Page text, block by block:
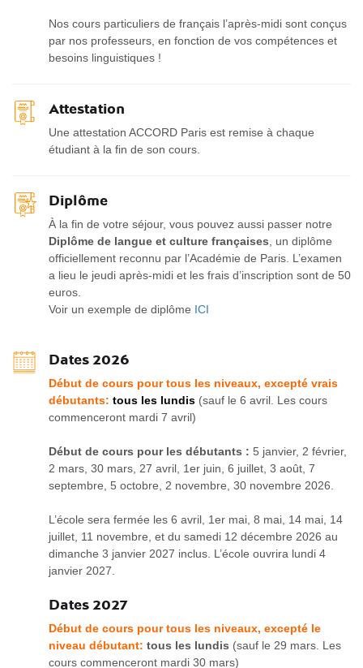
Nos cours particuliers de français l’après-midi sont conçus
par nos professeurs, en fonction de vos compétences et
besoins linguistiques !
Attestation
Une attestation ACCORD Paris est remise à chaque
étudiant à la fin de son cours.
Diplôme
À la fin de votre séjour, vous pouvez aussi passer notre
Diplôme de langue et culture françaises, un diplôme
officiellement reconnu par l’Académie de Paris. L’examen
a lieu le jeudi après-midi et les frais d’inscription sont de 50
euros.
Voir un exemple de diplôme ICI
Dates 2026
Début de cours pour tous les niveaux, excepté vrais
débutants: tous les lundis (sauf le 6 avril. Les cours
commenceront mardi 7 avril)
Début de cours pour les débutants : 5 janvier, 2 février,
2 mars, 30 mars, 27 avril, 1er juin, 6 juillet, 3 août, 7
septembre, 5 octobre, 2 novembre, 30 novembre 2026.
L’école sera fermée les 6 avril, 1er mai, 8 mai, 14 mai, 14
juillet, 11 novembre, et du samedi 12 décembre 2026 au
dimanche 3 janvier 2027 inclus. L’école ouvrira lundi 4
janvier 2027.
Dates 2027
Début de cours pour tous les niveaux, excepté le
niveau débutant: tous les lundis (sauf le 29 mars. Les
cours commenceront mardi 30 mars)